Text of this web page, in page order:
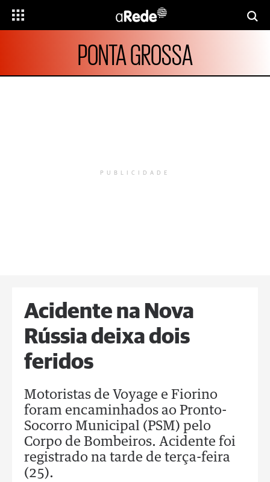
PONTA GROSSA
PUBLICIDADE
Acidente na Nova
Rússia deixa dois
feridos
Motoristas de Voyage e Fiorino
foram encaminhados ao Pronto-
Socorro Municipal (PSM) pelo
Corpo de Bombeiros. Acidente foi
registrado na tarde de terça-feira
(25).